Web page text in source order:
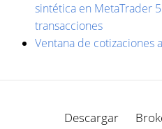
sintética en MetaTrader
transacciones
Ventana de cotizaciones
Descargar